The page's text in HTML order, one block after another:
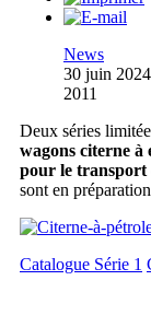
News
30 juin 2024
2011
Deux séries
wagons citerne à
pour le transport
sont en
Catalogue Série 1